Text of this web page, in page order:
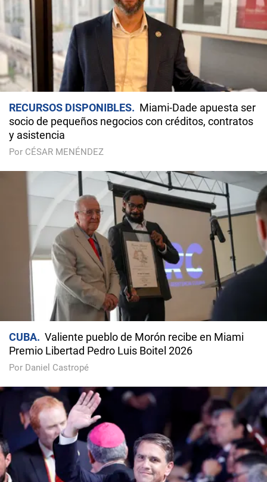
RECURSOS DISPONIBLES
Miami-Dade apuesta ser
socio de pequeños negocios con créditos, contratos
y asistencia
Por CÉSAR MENÉNDEZ
CUBA
Valiente pueblo de Morón recibe en Miami
Premio Libertad Pedro Luis Boitel 2026
Por Daniel Castropé